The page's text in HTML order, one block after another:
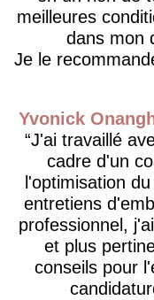
meilleures
dans mon
Je le
Yvonick
J'ai travaillé
cadre d'un
l'optimisation
entretiens
professionnel,
et plus
conseils pour